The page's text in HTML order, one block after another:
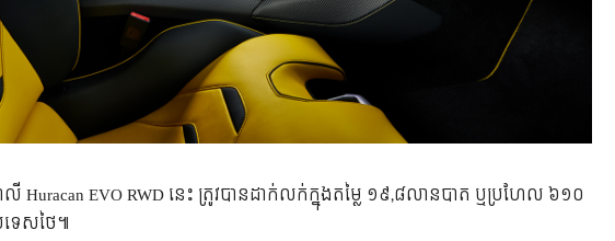
លី Huracan EVO RWD នេះ ត្រូវបានដាក់លក់ក្នុងតម្លៃ ១៩,៨លានបាត ឬប្រហែល ៦១០
ទេសថៃ៕